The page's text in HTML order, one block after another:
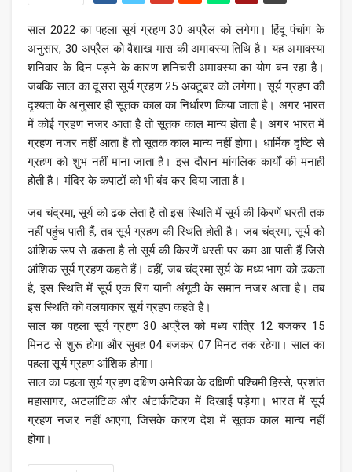
साल 2022 का पहला सूर्य ग्रहण 30 अप्रैल को लगेगा। हिंदू पंचांग के
अनुसार, 30 अप्रैल को वैशाख मास की अमावस्या तिथि है। यह अमावस्या
शनिवार के दिन पड़ने के कारण शनिचरी अमावस्या का योग बन रहा है।
जबकि साल का दूसरा सूर्य ग्रहण 25 अक्टूबर को लगेगा। सूर्य ग्रहण की
दृश्यता के अनुसार ही सूतक काल का निर्धारण किया जाता है। अगर भारत
में कोई ग्रहण नजर आता है तो सूतक काल मान्य होता है। अगर भारत में
ग्रहण नजर नहीं आता है तो सूतक काल मान्य नहीं होगा। धार्मिक दृष्टि से
ग्रहण को शुभ नहीं माना जाता है। इस दौरान मांगलिक कार्यों की मनाही
होती है। मंदिर के कपाटों को भी बंद कर दिया जाता है।
जब चंद्रमा, सूर्य को ढक लेता है तो इस स्थिति में सूर्य की किरणें धरती तक
नहीं पहुंच पाती हैं, तब सूर्य ग्रहण की स्थिति होती है। जब चंद्रमा, सूर्य को
आंशिक रूप से ढकता है तो सूर्य की किरणें धरती पर कम आ पाती हैं जिसे
आंशिक सूर्य ग्रहण कहते हैं। वहीं, जब चंद्रमा सूर्य के मध्य भाग को ढकता
है, इस स्थिति में सूर्य एक रिंग यानी अंगूठी के समान नजर आता है। तब
इस स्थिति को वलयाकार सूर्य ग्रहण कहते हैं।
साल का पहला सूर्य ग्रहण 30 अप्रैल को मध्य रात्रि 12 बजकर 15
मिनट से शुरू होगा और सुबह 04 बजकर 07 मिनट तक रहेगा। साल का
पहला सूर्य ग्रहण आंशिक होगा।
साल का पहला सूर्य ग्रहण दक्षिण अमेरिका के दक्षिणी पश्चिमी हिस्से, प्रशांत
महासागर, अटलांटिक और अंटार्कटिका में दिखाई पड़ेगा। भारत में सूर्य
ग्रहण नजर नहीं आएगा, जिसके कारण देश में सूतक काल मान्य नहीं
होगा।